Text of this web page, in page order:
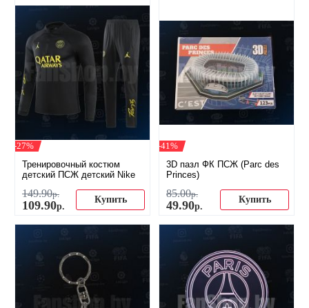
-27%
Тренировочный костюм
детский ПСЖ детский Nike
149.90р.
109.90р.
Купить
-41%
3D пазл ФК ПСЖ (Parc des
Princes)
85.00р.
49.90р.
Купить